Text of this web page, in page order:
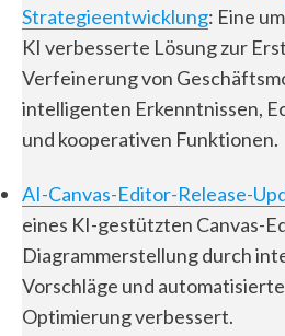
Strategieentwicklung: Eine
KI verbesserte Lösung zur
Verfeinerung von
intelligenten Erkenntnissen,
und kooperativen Funktionen.
AI-Canvas-Editor-Release-
eines KI-gestützten Canvas-
Diagrammerstellung durch
Vorschläge und
Optimierung verbessert.